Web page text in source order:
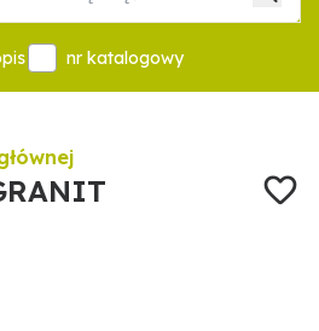
nr katalogowy